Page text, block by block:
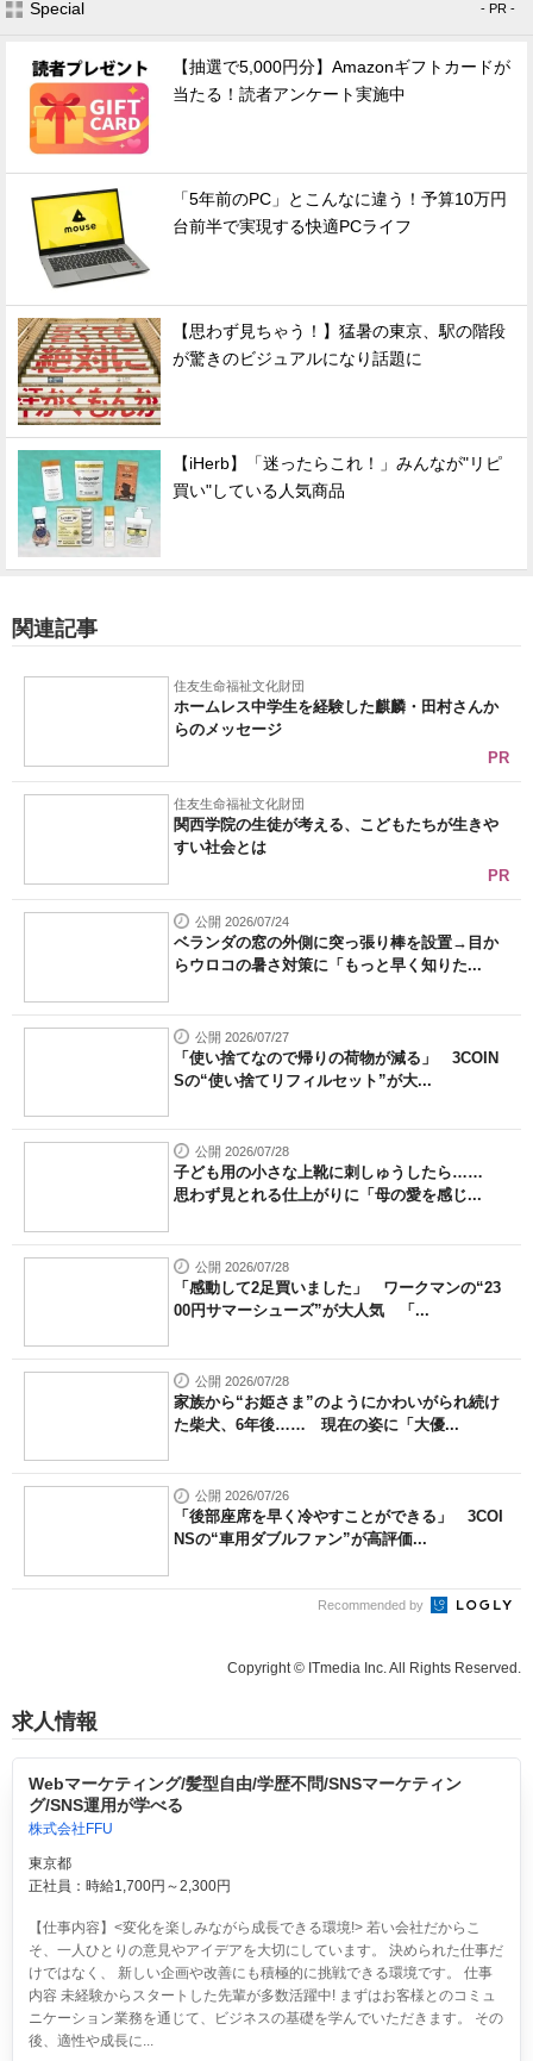
Special - PR -
【抽選で5,000円分】Amazonギフトカードが
当たる！読者アンケート実施中
「5年前のPC」とこんなに違う！予算10万円
台前半で実現する快適PCライフ
【思わず見ちゃう！】猛暑の東京、駅の階段
が驚きのビジュアルになり話題に
【iHerb】「迷ったらこれ！」みんなが"リピ
買い"している人気商品
関連記事
住友生命福祉文化財団
ホームレス中学生を経験した麒麟・田村さんか
らのメッセージ
PR
住友生命福祉文化財団
関西学院の生徒が考える、こどもたちが生きや
すい社会とは
PR
公開 2026/07/24
ベランダの窓の外側に突っ張り棒を設置→目か
らウロコの暑さ対策に「もっと早く知りた...
公開 2026/07/27
「使い捨てなので帰りの荷物が減る」 3COIN
Sの“使い捨てリフィルセット”が大...
公開 2026/07/28
子ども用の小さな上靴に刺しゅうしたら……
思わず見とれる仕上がりに「母の愛を感じ...
公開 2026/07/28
「感動して2足買いました」 ワークマンの“23
00円サマーシューズ”が大人気 「...
公開 2026/07/28
家族から“お姫さま”のようにかわいがられ続け
た柴犬、6年後…… 現在の姿に「大優...
公開 2026/07/26
「後部座席を早く冷やすことができる」 3COI
NSの“車用ダブルファン”が高評価...
Recommended by
Copyright © ITmedia Inc. All Rights Reserved.
求人情報
Webマーケティング/髪型自由/学歴不問/SNSマーケティン
グ/SNS運用が学べる
株式会社FFU
東京都
正社員：時給1,700円～2,300円
【仕事内容】<変化を楽しみながら成長できる環境!> 若い会社だからこ
そ、一人ひとりの意見やアイデアを大切にしています。 決められた仕事だ
けではなく、 新しい企画や改善にも積極的に挑戦できる環境です。 仕事
内容 未経験からスタートした先輩が多数活躍中! まずはお客様とのコミュ
ニケーション業務を通じて、ビジネスの基礎を学んでいただきます。 その
後、適性や成長に...